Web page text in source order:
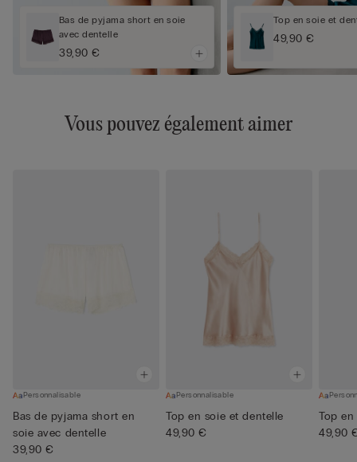
Bas de pyjama short en soie
avec dentelle
39,90 €
Top en soie et
49,90 €
Vous pouvez également aimer
Personnalisable
Bas de pyjama short en
soie avec dentelle
39,90 €
Personnalisable
Top en soie et dentelle
49,90 €
Top
49,90